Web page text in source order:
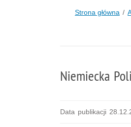
Strona główna
Niemiecka
Data publikacji